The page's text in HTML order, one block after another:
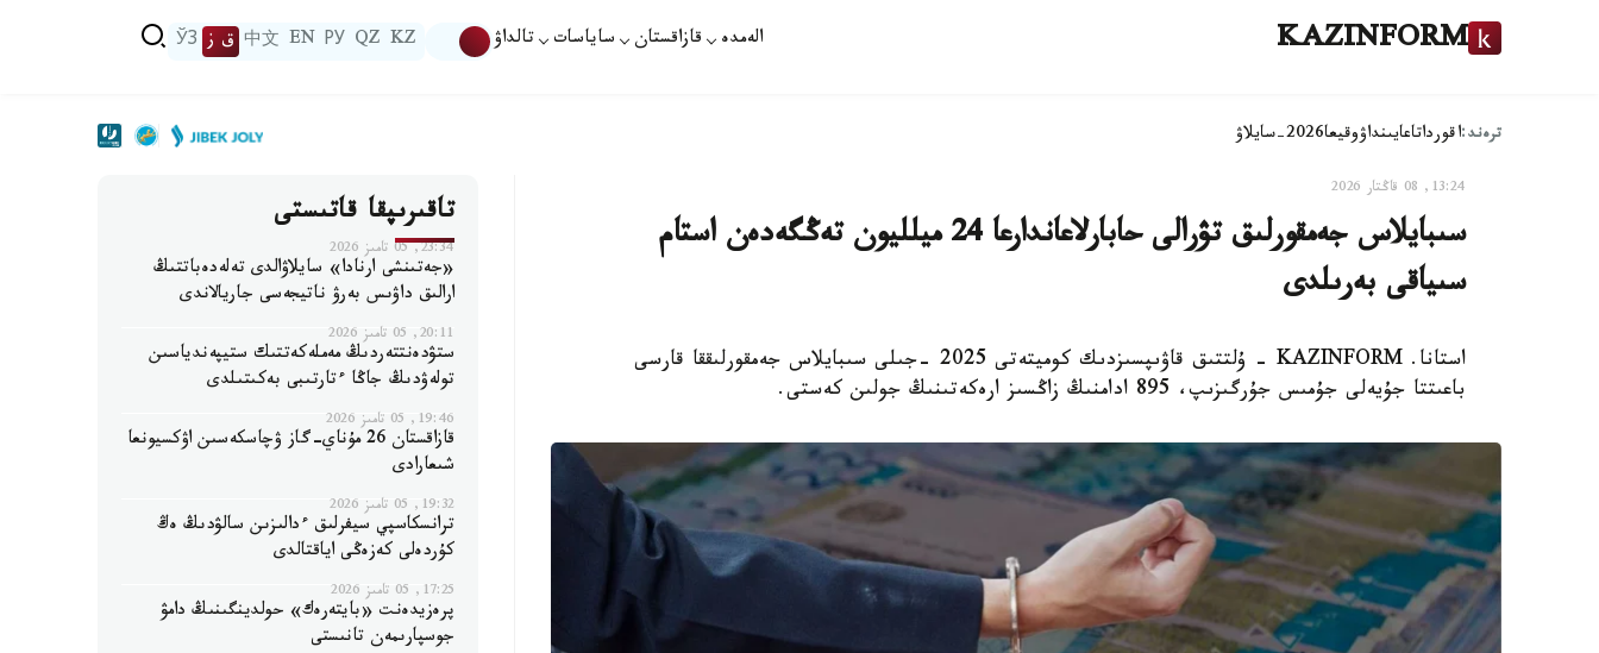
KAZINFORM الەمدە قازاقستان ساياسات تالداۋ KZ
QZ
РУ
EN
中文 ق ز ЎЗ
ترەند:اقورداتاعايىنداۋوقيعا2026-سايلاۋ
13:24, 08 قاڭتار 2026
سىبايلاس جەمقورلىق تۋرالى حابارلاعاندارعا 24 ميلليون تەڭگەدەن استام
سىياقى بەرىلدى
استانا. KAZINFORM - ۇلتتىق قاۋىپسىزدىك كوميتەتى 2025 -جىلى سىبايلاس جەمقورلىققا قارسى
باعىتتا جۇيەلى جۇمىس جۇرگىزىپ، 895 ادامنىڭ زاڭسىز ارەكەتىنىڭ جولىن كەستى.
تاقىرىپقا قاتىستى
23:34, 05 تامىز 2026
«جەتىنشى ارنادا» سايلاۋالدى تەلەدەباتتىڭ
ارالىق داۋىس بەرۋ ناتيجەسى جاريالاندى
20:11, 05 تامىز 2026
ستۋدەنتتەردىڭ مەملەكەتتىك ستيپەندياسىن
تولەۋدىڭ جاڭا ءتارتىبى بەكىتىلدى
19:46, 05 تامىز 2026
قازاقستان 26 مۇناي-گاز ۋچاسكەسىن اۋكسيونعا
شىعارادى
19:32, 05 تامىز 2026
ترانسكاسپي سيفرلىق ءدالىزىن سالۋدىڭ ەڭ
كۇردەلى كەزەڭى اياقتالدى
17:25, 05 تامىز 2026
پرەزيدەنت «بايتەرەك» حولدينگىنىڭ دامۋ
جوسپارىمەن تانىستى